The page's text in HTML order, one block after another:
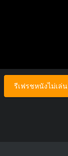
รีเฟรชหนังไม่เล่น